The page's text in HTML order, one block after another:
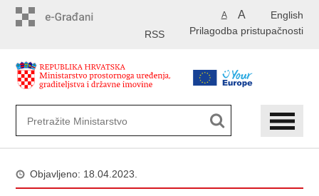
English
A A
Prilagodba pristupačnosti
RSS
Objavljeno: 18.04.2023.